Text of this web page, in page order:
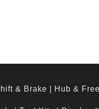
& Brake Hub &